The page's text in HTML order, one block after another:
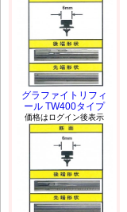
グラファイトリフィ
ール TW400タイプ
価格はログイン後表示